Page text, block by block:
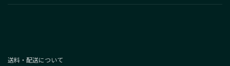
送料・配送について